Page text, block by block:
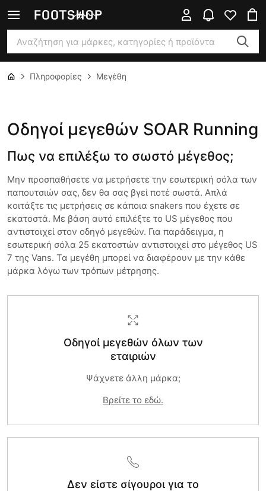
Πληροφορίες Μεγέθη
Οδηγοί μεγεθών SOAR Running
Πως να επιλέξω το σωστό μέγεθος;
Μην προσπαθήσετε να μετρήσετε την εσωτερική σόλα των
παπουτσιών σας, δεν θα σας βγεί ποτέ σωστά. Απλά
κοιτάξτε τις μετρήσεις σε κάποια snakers που έχετε σε
εκατοστά. Με βάση αυτό επιλέξτε το US μέγεθος που
αντιστοιχεί στον οδηγό μεγεθών. Για παράδειγμα, η
εσωτερική σόλα 25 εκατοστών αντιστοιχεί στο μέγεθος US
7 της Vans. Τα μεγέθη μπορεί να διαφέρουν με την κάθε
μάρκα λόγω των τρόπων μέτρησης.
Οδηγοί μεγεθών όλων των
εταιριών
Ψάχνετε άλλη μάρκα;
Βρείτε το εδώ.
Δεν είστε σίγουροι για το